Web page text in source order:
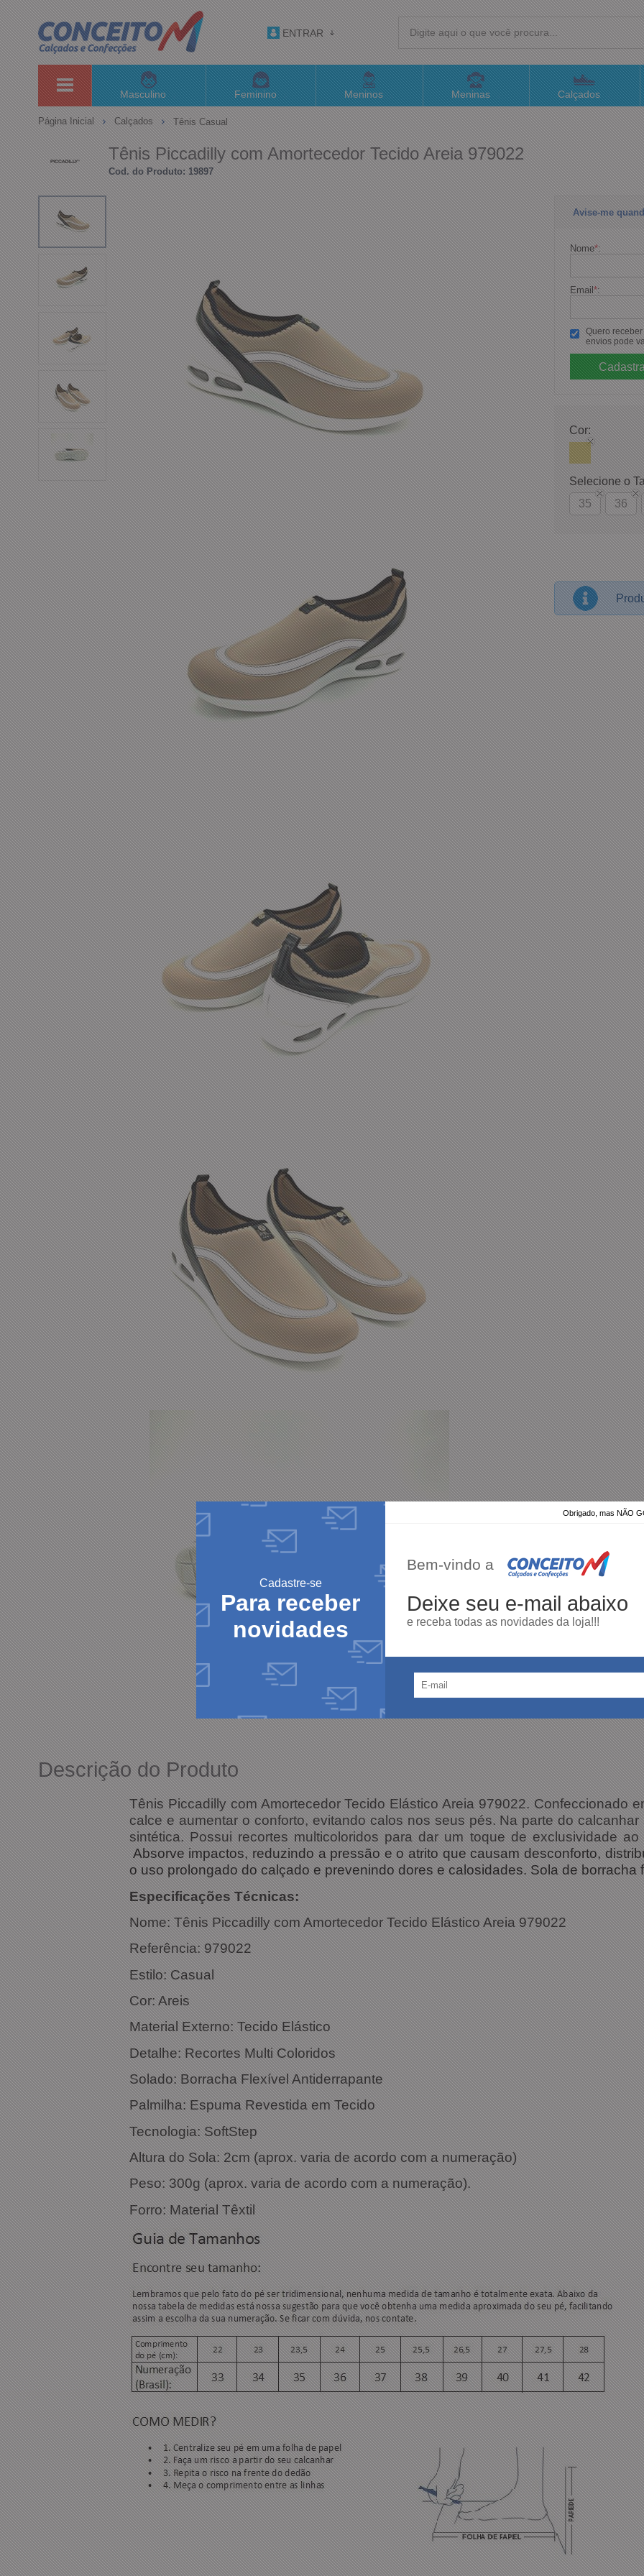
Obrigado, mas NÃO
Cadastre-se
Para receber
novidades
Bem-vindo a
Deixe seu e-mail abaixo
e receba todas as novidades da loja!!!
ENTRAR
Masculino Feminino Meninos Meninas Calçados
Página Inicial Calçados Tênis Casual
Tênis Piccadilly com Amortecedor Tecido Areia 979022
Cod. do Produto: 19897
Avise-me
Nome*:
Email*:
Quero
envios pode
Cor:
Selecione o
35
36
Descrição do Produto
Tênis Piccadilly com Amortecedor Tecido Elástico Areia 979022. Confeccionado
calce e aumentar o conforto, evitando calos nos seus pés. Na parte do
sintética. Possui recortes multicoloridos para dar um toque de exclusividade
Absorve impactos, reduzindo a pressão e o atrito que causam desconforto,
o uso prolongado do calçado e prevenindo dores e calosidades. Sola de borracha
Especificações Técnicas:
Nome: Tênis Piccadilly com Amortecedor Tecido Elástico Areia 979022
Referência: 979022
Estilo: Casual
Cor: Areis
Material Externo: Tecido Elástico
Detalhe: Recortes Multi Coloridos
Solado: Borracha Flexível Antiderrapante
Palmilha: Espuma Revestida em Tecido
Tecnologia: SoftStep
Altura do Sola: 2cm (aprox. varia de acordo com a numeração)
Peso: 300g (aprox. varia de acordo com a numeração).
Forro: Material Têxtil